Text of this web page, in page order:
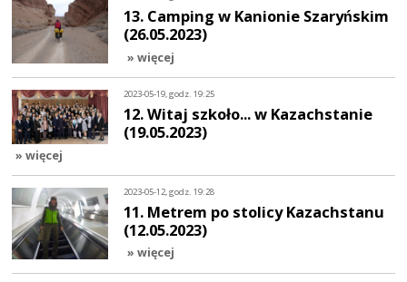
13. Camping w Kanionie Szaryńskim
(26.05.2023)
» więcej
2023-05-19, godz. 19:25
12. Witaj szkoło... w Kazachstanie
(19.05.2023)
» więcej
2023-05-12, godz. 19:28
11. Metrem po stolicy Kazachstanu
(12.05.2023)
» więcej